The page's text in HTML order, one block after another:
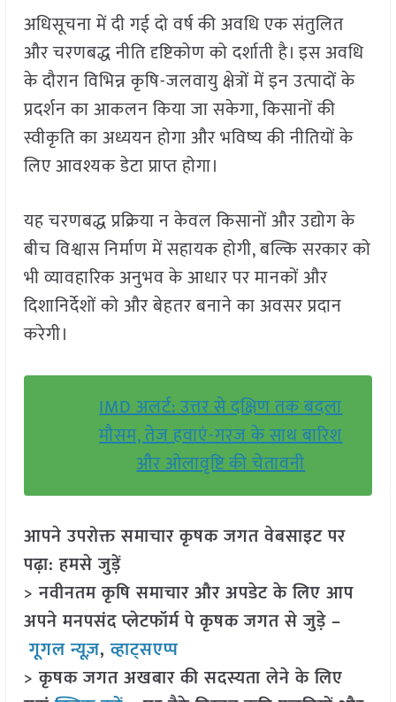
अधिसूचना में दी गई दो वर्ष की अवधि एक संतुलित
और चरणबद्ध नीति दृष्टिकोण को दर्शाती है। इस अवधि
के दौरान विभिन्न कृषि-जलवायु क्षेत्रों में इन उत्पादों के
प्रदर्शन का आकलन किया जा सकेगा, किसानों की
स्वीकृति का अध्ययन होगा और भविष्य की नीतियों के
लिए आवश्यक डेटा प्राप्त होगा।
यह चरणबद्ध प्रक्रिया न केवल किसानों और उद्योग के
बीच विश्वास निर्माण में सहायक होगी, बल्कि सरकार को
भी व्यावहारिक अनुभव के आधार पर मानकों और
दिशानिर्देशों को और बेहतर बनाने का अवसर प्रदान
करेगी।
IMD अलर्ट: उत्तर से दक्षिण तक बदला
मौसम, तेज हवाएं-गरज के साथ बारिश
और ओलावृष्टि की चेतावनी
आपने उपरोक्त समाचार कृषक जगत वेबसाइट पर
पढ़ा: हमसे जुड़ें
> नवीनतम कृषि समाचार और अपडेट के लिए आप
अपने मनपसंद प्लेटफॉर्म पे कृषक जगत से जुड़े –
गूगल न्यूज़,व्हाट्सएप्प
> कृषक जगत अखबार की सदस्यता लेने के लिए